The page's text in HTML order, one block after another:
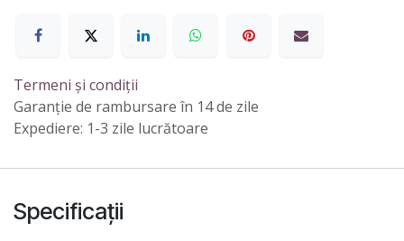
Termeni și condiții
Garanție de rambursare în 14 de zile
Expediere: 1-3 zile lucrătoare
Specificații